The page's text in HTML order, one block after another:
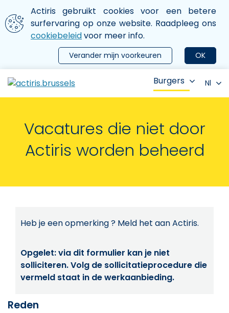
Aller au contenu principal
We gebruiken cookies
Actiris gebruikt cookies voor een betere
surfervaring op onze website. Raadpleeg ons
cookiebeleidvoor meer info.
OK
Verander mijn voorkeuren
le menu
Burgers Nl
Vacatures die niet door
Actiris worden beheerd
Heb je een opmerking ? Meld het aan Actiris.
Opgelet: via dit formulier kan je niet
solliciteren. Volg de sollicitatieprocedure die
vermeld staat in de werkaanbieding.
Reden